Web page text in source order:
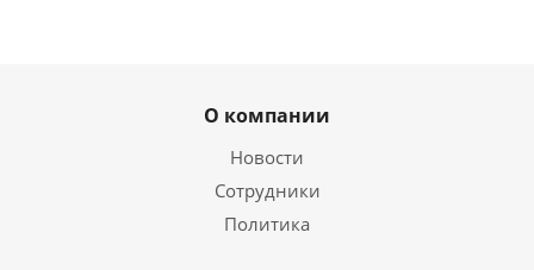
О компании
Новости
Сотрудники
Политика